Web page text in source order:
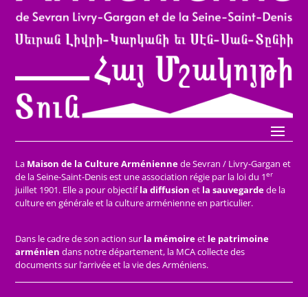
La Maison de la Culture Arméniennede Sevran / Livry-Gargan et
de la Seine-Saint-Denis est une association régie par la loi du 1er
juillet 1901. Elle a pour objectifla diffusion et la sauvegardede la
culture en générale et la culture arménienne en particulier.
Dans le cadre de son action sur la mémoireet le patrimoine
arménien dans notre département, la MCA collecte des
documents sur l’arrivée et la vie des Arméniens.